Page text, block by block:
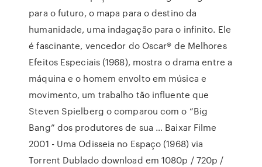
para o futuro, o mapa para o destino da
humanidade, uma indagação para o infinito. Ele
é fascinante, vencedor do Oscar® de Melhores
Efeitos Especiais (1968), mostra o drama entre a
máquina e o homem envolto em música e
movimento, um trabalho tão influente que
Steven Spielberg o comparou com o “Big
Bang” dos produtores de sua … Baixar Filme
2001 - Uma Odisseia no Espaço (1968) via
Torrent Dublado download em 1080p / 720p /